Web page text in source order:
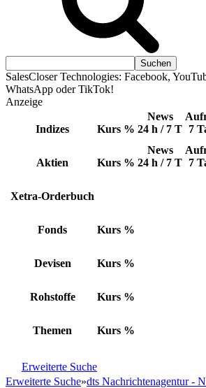
SalesCloser Technologies: Facebook,
WhatsApp oder TikTok!
Anzeige
Indizes Kurs %
News
24 h / 7 T 7
Aktien Kurs %
News
24 h / 7 T 7
Xetra-Orderbuch
Fonds Kurs %
Devisen Kurs %
Rohstoffe Kurs %
Themen Kurs %
Erweiterte Suche
Erweiterte Suche»dts Nachrichtenagentur -